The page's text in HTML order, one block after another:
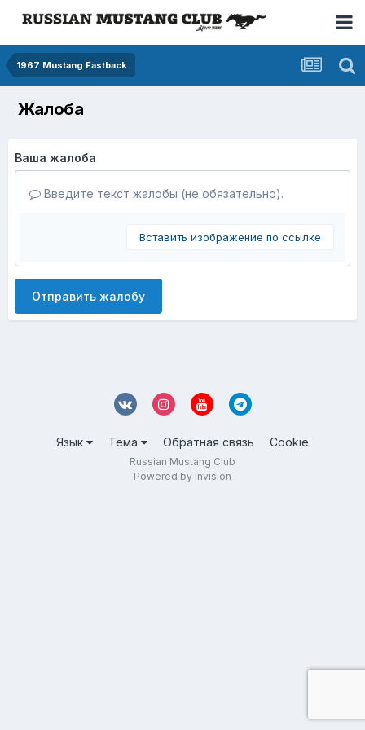
1967 Mustang Fastback
Жалоба
Ваша жалоба
Введите текст жалобы (не обязательно).
Вставить изображение по ссылке
Отправить жалобу
Язык Тема Обратная связь Cookie
Russian Mustang Club
Powered by Invision